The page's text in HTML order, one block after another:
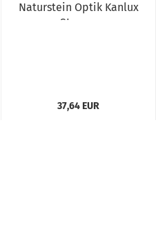
Naturstein Optik Kanlux
Stono...
37,64 EUR